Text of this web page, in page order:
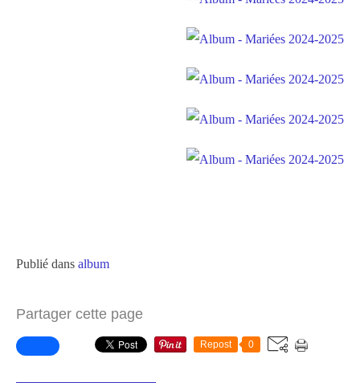
Publié dans album
Partager cette page
Repost 0